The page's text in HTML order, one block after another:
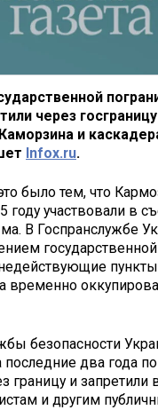
через
и
Infox.ru.
было тем, что
году участвовали в
В Госпранслужбе
пункты
временно
безопасности
последние два года
границу и запретили
и другим